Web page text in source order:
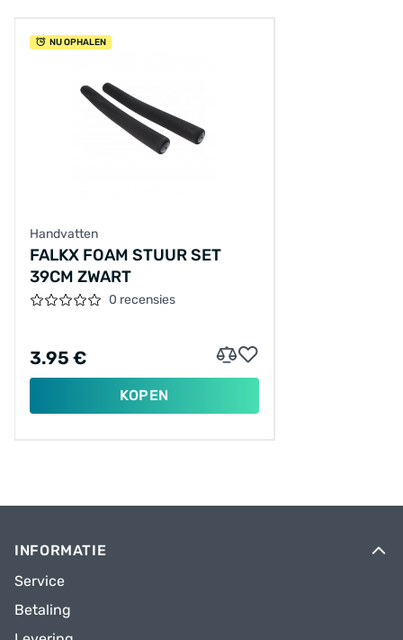
NU OPHALEN
Handvatten
FALKX FOAM STUUR SET
39CM ZWART
0 recensies
3.95 €
KOPEN
INFORMATIE
Service
Betaling